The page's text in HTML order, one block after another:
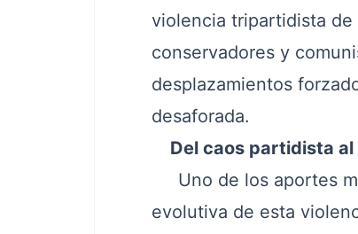
violencia tripartidista
conservadores y
desplazamientos
desaforada.
Del caos partidista al
Uno de los aportes
evolutiva de esta